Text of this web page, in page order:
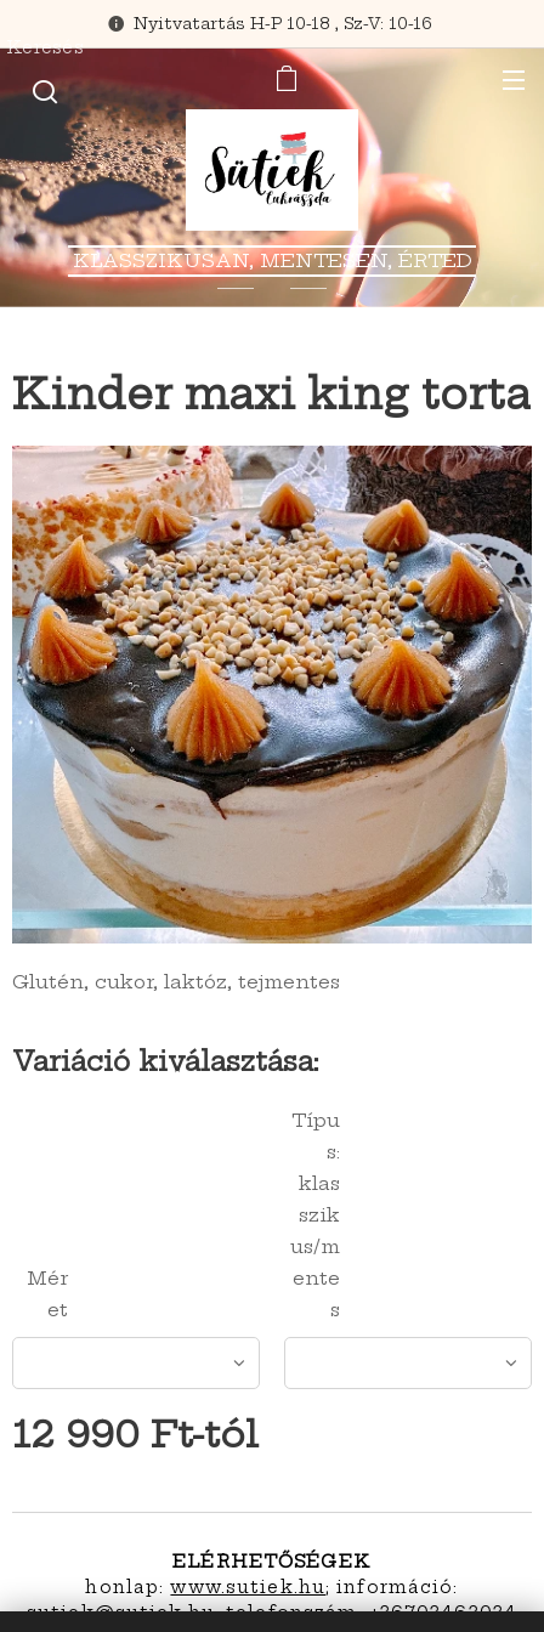
Nyitvatartás H-P 10-18 , Sz-V: 10-16
KLASSZIKUSAN, MENTESEN, ÉRTED
Keresés
Kinder maxi king torta
Glutén, cukor, laktóz, tejmentes
Variáció kiválasztása:
Mér
et
Típu
s:
klas
szik
us/m
ente
s
12 990 Ft-tól
ELÉRHETŐSÉGEK
honlap:www.sutiek.hu; információ:
sutiek@sutiek.hu; telefonszám: +36703463034